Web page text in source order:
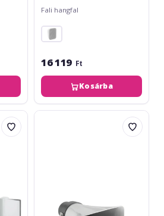
Fali hangfal
16 119 Ft
Kosárba
Monacor